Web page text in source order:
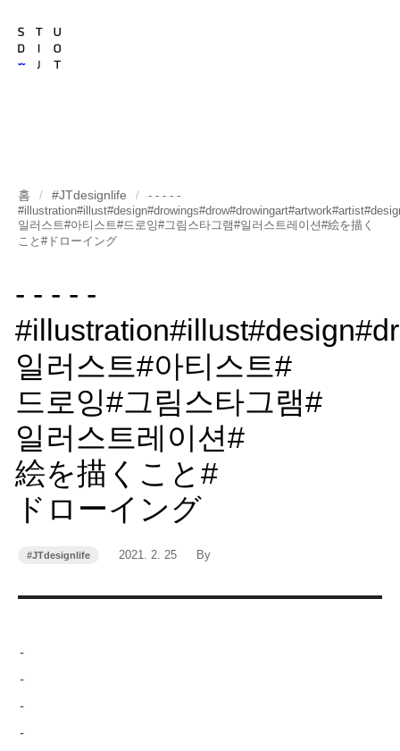
홈 / #JTdesignlife /
- - - - -
일러스트#아티스트#드로잉#그림스타그램#일러스트레이션#絵を描く
こと#ドローイング
- - - - -
일러스트#아티스트#
드로잉#그림스타그램#
일러스트레이션#
絵を描くこと#
ドローイング
카
리
#JTdesignlife
작
2021. 2. 25
작
By
-
-
-
-